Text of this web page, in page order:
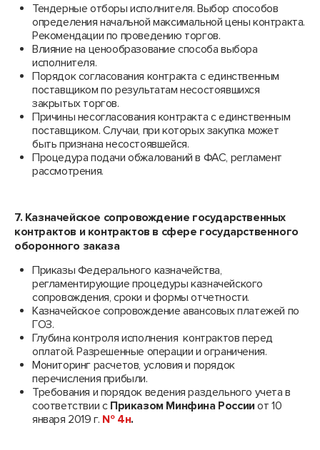
Тендерные отборы исполнителя. Выбор способов
определения начальной максимальной цены контракта.
Рекомендации по проведению торгов.
Влияние на ценообразование способа выбора
исполнителя.
Порядок согласования контракта с единственным
поставщиком по результатам несостоявшихся
закрытых торгов.
Причины несогласования контракта с единственным
поставщиком. Случаи, при которых закупка может
быть признана несостоявшейся.
Процедура подачи обжалований в ФАС, регламент
рассмотрения.
7. Казначейское сопровождение государственных
контрактов и контрактов в сфере государственного
оборонного заказа
Приказы Федерального казначейства,
регламентирующие процедуры казначейского
сопровождения, сроки и формы отчетности.
Казначейское сопровождение авансовых платежей по
ГОЗ.
Глубина контроля исполнения контрактов перед
оплатой. Разрешенные операции и ограничения.
Мониторинг расчетов, условия и порядок
перечисления прибыли.
Требования и порядок ведения раздельного учета в
соответствии с Приказом Минфина России от 10
января 2019 г. № 4н.